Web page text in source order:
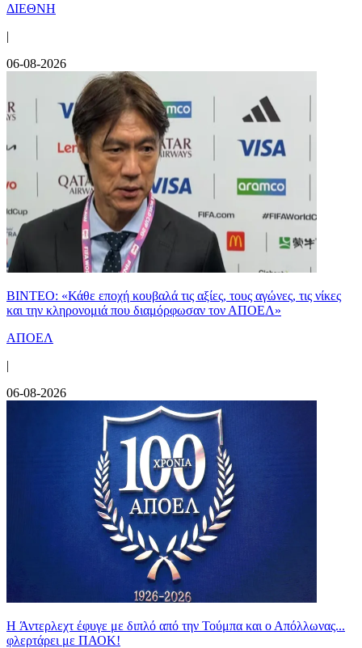
ΔΙΕΘΝΗ
|
06-08-2026
ΒΙΝΤΕΟ: «Κάθε εποχή κουβαλά τις αξίες, τους αγώνες, τις νίκες
και την κληρονομιά που διαμόρφωσαν τον ΑΠΟΕΛ»
ΑΠΟΕΛ
|
06-08-2026
H Άντερλεχτ έφυγε με διπλό από την Τούμπα και ο Απόλλωνας...
φλερτάρει με ΠΑΟΚ!